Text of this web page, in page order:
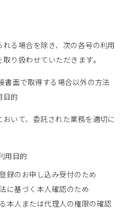
る場合を除き、次の各号の利用
り扱わせていただきます。
面で取得する場合以外の方法
目的
いて、委託された業務を適切に
用目的
録のお申し込み受付のため
に基づく本人確認のため
本人または代理人の権限の確認